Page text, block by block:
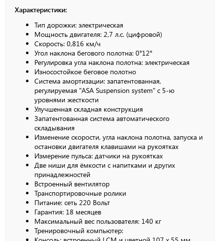
Характеристики:
Тип дорожки: электрическая
Мощность двигателя: 2,7 л.с. (цифровой)
Скорость: 0,816 км/ч
Угол наклона бегового полотна: 0°12°
Регулировка угла наклона полотна: электрическая
Износостойкое беговое полотно
Система амортизации: запатентованная,
регулируемая "ASA Suspension system" с 5-ю
уровнями жесткости
Улучшенная складная конструкция
Запатентованная система автоматического
складывания
Изменение скорости, угла наклона полотна, запуска и
остановки двигателя клавишами на рукоятках
Измерение пульса: датчики на рукоятках
Две ниши для ёмкости с напитками и других
принадлежностей
Встроенный вентилятор
Транспортировочные ролики
Питание: сеть 220 Вольт
Гарантия: 18 месяцев
Максимальный вес пользователя: 140 кг
Тренировочный компьютер: